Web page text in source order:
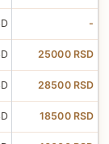
-
25000 RSD
28500 RSD
18500 RSD